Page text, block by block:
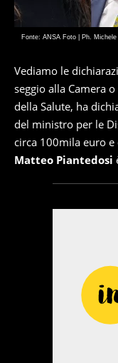
Fonte: ANSA Foto | Ph.
Vediamo le
seggio alla Camera o
della Salute, ha
del ministro per le
circa 100mila euro
Matteo Piantedosi